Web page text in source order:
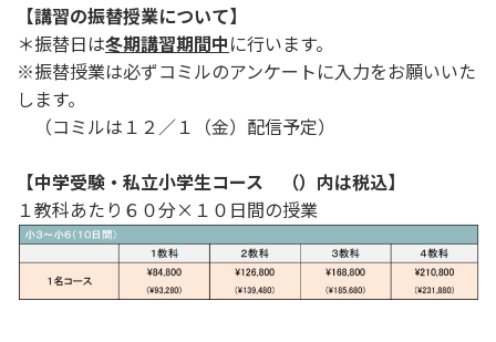
【講習の振替授業について】
＊振替日は冬期講習期間中に行います。
※振替授業は必ずコミルのアンケートに入力をお願いいた
します。
（コミルは１２／１（金）配信予定）
【中学受験・私立小学生コース （）内は税込】
１教科あたり６０分×１０日間の授業